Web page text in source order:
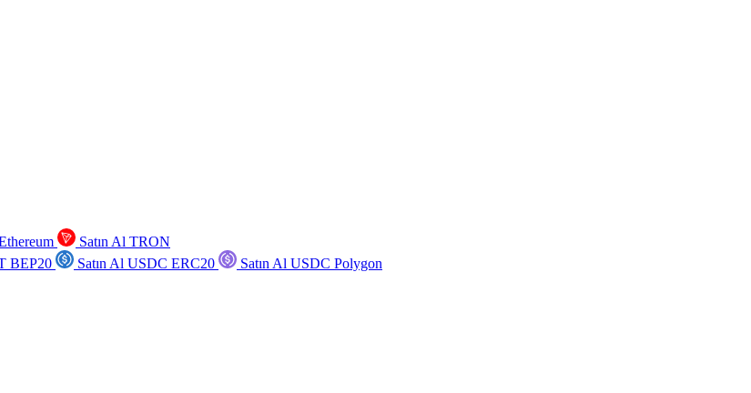
Satın Al TRON
BEP20 Satın Al USDC ERC20
Satın Al USDC Polygon